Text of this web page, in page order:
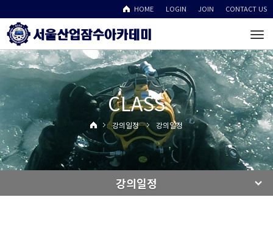
HOME LOGIN JOIN CONTACT US
CLASS
강의일정 강의일정
강의일정